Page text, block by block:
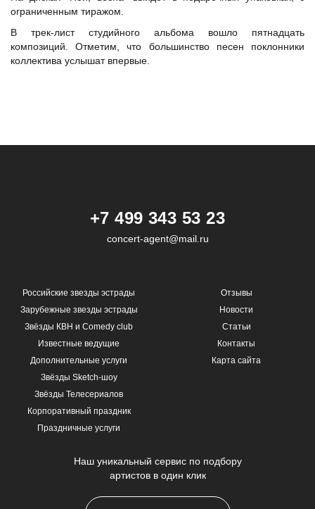
ограниченным тиражом.
В трек-лист студийного альбома вошло пятнадцать
композиций. Отметим, что большинство песен поклонники
коллектива услышат впервые.
+7 499 343 53 23
concert-agent@mail.ru
Российские звезды эстрады
Зарубежные звезды эстрады
Звёзды КВН и Comedy club
Известные ведущие
Дополнительные услуги
Звёзды Sketch-шоу
Звёзды Телесериалов
Корпоративный праздник
Праздничные услуги
Отзывы
Новости
Статьи
Контакты
Карта сайта
Наш уникальный сервис по подбору
артистов в один клик